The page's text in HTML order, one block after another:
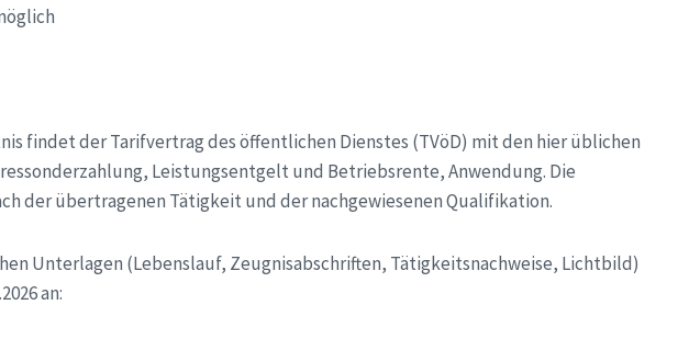
findet der Tarifvertrag des öffentlichen Dienstes (TVöD) mit den hier üblichen
Leistungsentgelt und Betriebsrente, Anwendung. Die
der übertragenen Tätigkeit und der nachgewiesenen Qualifikation.
Unterlagen (Lebenslauf, Zeugnisabschriften, Tätigkeitsnachweise, Lichtbild)
an: